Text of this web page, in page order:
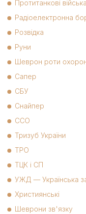
Протитанкові
Радіоелектронна
Розвідка
Руни
Шеврон роти
Сапер
СБУ
Снайпер
ССО
Тризуб України
ТРО
ТЦК і СП
УЖД — Українська
Християнські
Шеврони зв'язку